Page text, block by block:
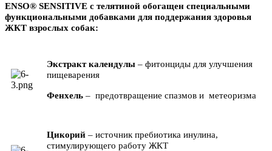
ENSO® SENSITIVE c телятиной обогащен специальными
функциональными добавками для поддержания здоровья
ЖКТ взрослых собак:
Экстракт календулы – фитонциды для улучшения
пищеварения
Фенхель – предотвращение спазмов и метеоризма
Цикорий – источник пребиотика инулина,
стимулирующего работу ЖКТ